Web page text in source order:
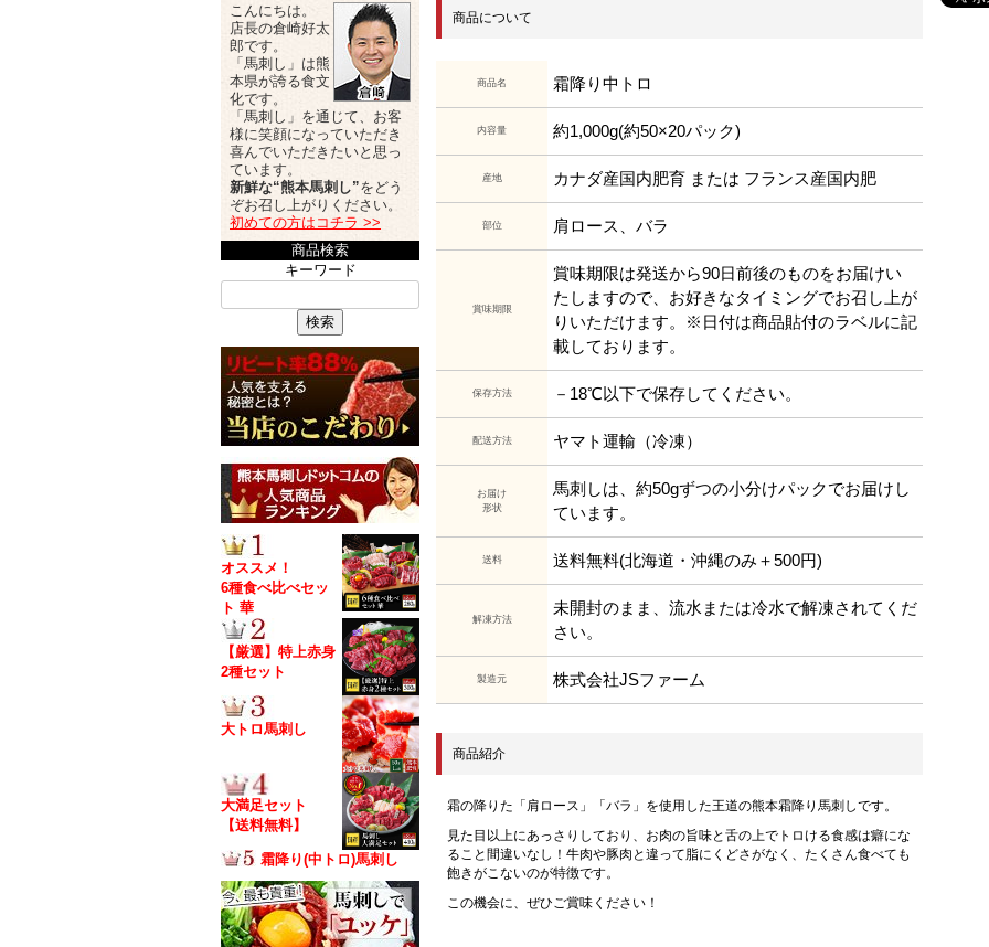
こんにちは。
店長の倉崎好太
郎です。
「馬刺し」は熊
本県が誇る食文
化です。
「馬刺し」を通じて、お客
様に笑顔になっていただき
喜んでいただきたいと思っ
ています。
新鮮な“熊本馬刺し”をどう
ぞお召し上がりください。
初めての方はコチラ >>
商品検索
キーワード
検索
オススメ！
6種食べ比べセッ
ト 華
【厳選】特上赤身
2種セット
大トロ馬刺し
大満足セット
【送料無料】
霜降り(中トロ)馬刺し
商品について
商品名 霜降り中トロ
内容量 約1,000g(約50×20パック)
産地 カナダ産国内肥育 または フランス産国内肥
部位 肩ロース、バラ
賞味期限
賞味期限は発送から90日前後のものをお届けい
たしますので、お好きなタイミングでお召し上が
りいただけます。※日付は商品貼付のラベルに記
載しております。
保存方法 －18℃以下で保存してください。
配送方法 ヤマト運輸（冷凍）
お届け
形状
馬刺しは、約50gずつの小分けパックでお届けし
ています。
送料 送料無料(北海道・沖縄のみ＋500円)
解凍方法
未開封のまま、流水または冷水で解凍されてくだ
さい。
製造元 株式会社JSファーム
商品紹介
霜の降りた「肩ロース」「バラ」を使用した王道の熊本霜降り馬刺しです。
見た目以上にあっさりしており、お肉の旨味と舌の上でトロける食感は癖にな
ること間違いなし！牛肉や豚肉と違って脂にくどさがなく、たくさん食べても
飽きがこないのが特徴です。
この機会に、ぜひご賞味ください！